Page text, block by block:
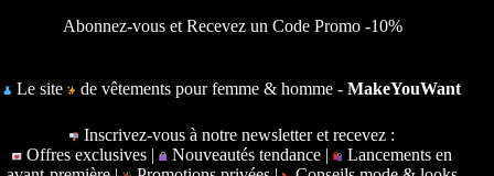
Abonnez-vous et Recevez un Code Promo -10%
Le site de vêtements pour femme & homme -MakeYouWant
Inscrivez-vous à notre newsletter et recevez :
Offres exclusives |
Nouveautés tendance |
Lancements en